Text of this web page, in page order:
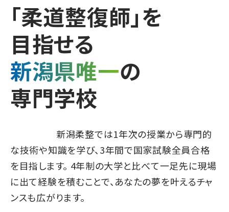
｢柔道整復師｣を
目指せる
新潟県唯一の
専門学校
新潟柔整では1年次の授業から専門的
な技術や知識を学び、3年間で国家試験全員合格
を目指します。 4年制の大学と比べて一足先に現場
に出て経験を積むことで、あなたの夢を叶えるチャ
ンスも広がります。